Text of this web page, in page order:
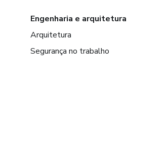
Engenharia e arquitetura
Arquitetura
Segurança no trabalho